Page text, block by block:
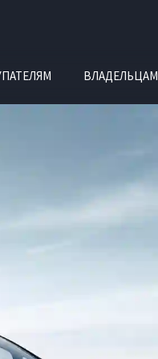
ВЛАДЕЛЬЦАМ